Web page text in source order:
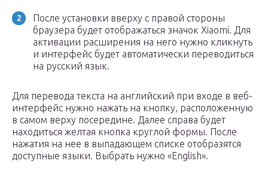
После установки вверху с правой стороны
браузера будет отображаться значок Xiaomi. Для
активации расширения на него нужно кликнуть
и интерфейс будет автоматически переводиться
на русский язык.
Для перевода текста на английский при входе в веб-
интерфейс нужно нажать на кнопку, расположенную
в самом верху посередине. Далее справа будет
находиться желтая кнопка круглой формы. После
нажатия на нее в выпадающем списке отобразятся
доступные языки. Выбрать нужно «English».